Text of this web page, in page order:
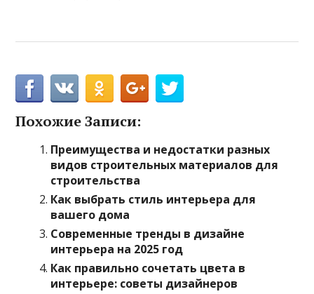
Похожие Записи:
Преимущества и недостатки разных
видов строительных материалов для
строительства
Как выбрать стиль интерьера для
вашего дома
Современные тренды в дизайне
интерьера на 2025 год
Как правильно сочетать цвета в
интерьере: советы дизайнеров